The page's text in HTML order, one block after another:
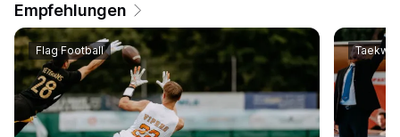
Empfehlungen
Flag Football